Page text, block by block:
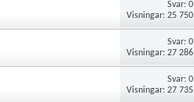
Svar: 0
Visningar: 25 750
Svar: 0
Visningar: 27 286
Svar: 0
Visningar: 27 735